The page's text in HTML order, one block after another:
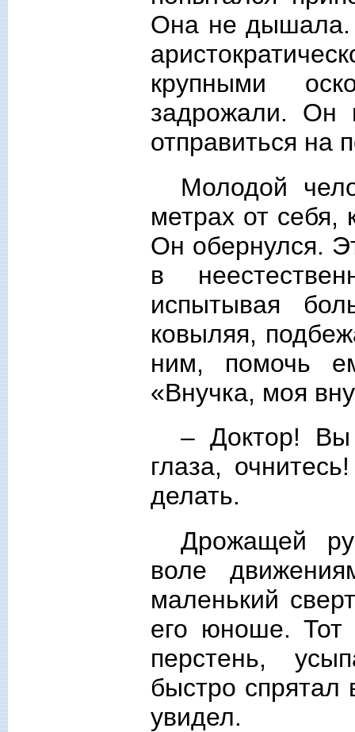
Она не дышала.
крупными
задрожали. Он
отправиться на
Молодой
метрах от себя,
Он обернулся.
в
испытывая
ковыляя,
ним, помочь
«Внучка, моя
– Доктор!
глаза,
делать.
Дрожащей
воле
маленький
его юноше. Тот
перстень,
быстро спрятал
увидел.